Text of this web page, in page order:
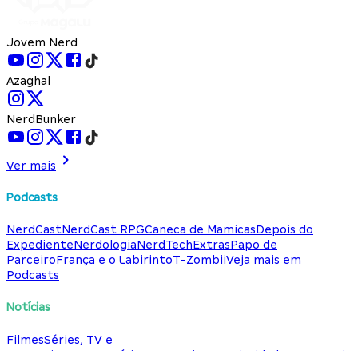
Jovem Nerd
Azaghal
NerdBunker
Ver mais
Podcasts
NerdCastNerdCast RPGCaneca de MamicasDepois do
ExpedienteNerdologiaNerdTechExtrasPapo de
ParceiroFrança e o LabirintoT-ZombiiVeja mais em
Podcasts
Notícias
FilmesSéries, TV e